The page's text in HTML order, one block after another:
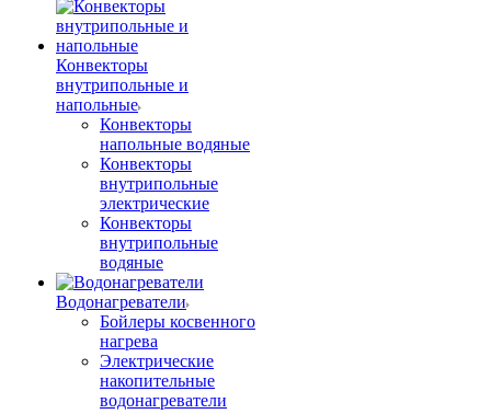
Конвекторы
внутрипольные и
напольные
Конвекторы
напольные водяные
Конвекторы
внутрипольные
электрические
Конвекторы
внутрипольные
водяные
Водонагреватели
Бойлеры косвенного
нагрева
Электрические
накопительные
водонагреватели